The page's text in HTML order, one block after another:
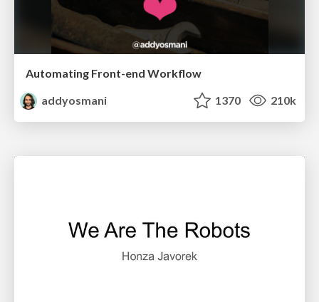
Automating Front-end Workflow
addyosmani
1370 210k